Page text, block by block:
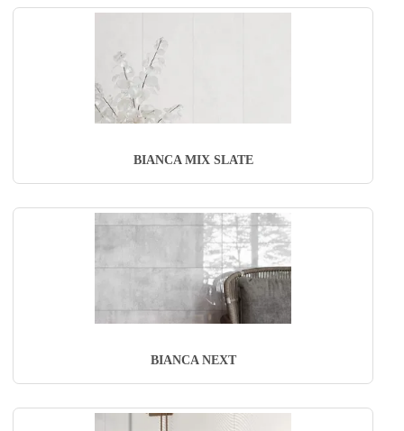
BIANCA MIX SLATE
BIANCA NEXT